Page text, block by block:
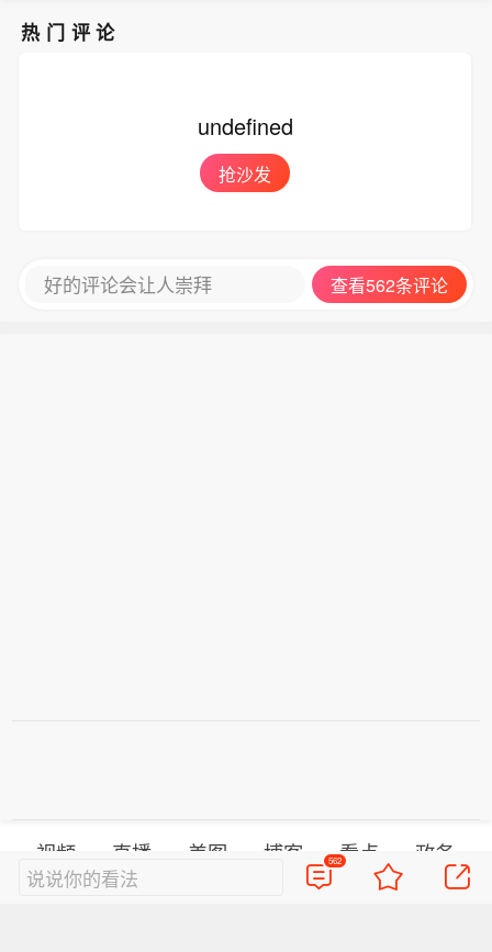
热门评论
undefined
抢沙发
好的评论会让人崇拜 查看562条评论
视频 直播 美图 博客 看点
政务
搞笑
八卦 佛学 众测
说说你的看法
562